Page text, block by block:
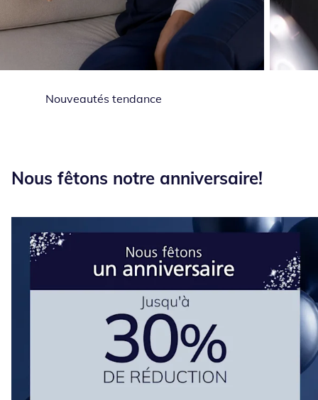
Nouveautés tendance
Nous fêtons notre anniversaire!
Nous fêtons notre anniversaire!